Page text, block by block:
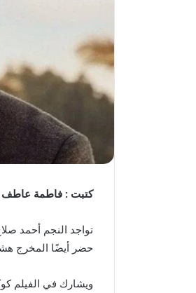
كتبت : فاطمة عاطف
تواجد النجم أحمد
حضر أيضًا المخرج
ويشارك في الفيلم